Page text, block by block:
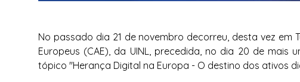
No passado dia 21 de novembro decorreu, desta vez em
Europeus (CAE), da UINL, precedida, no dia 20 de
tópico "Herança Digital na Europa - O destino dos ativos